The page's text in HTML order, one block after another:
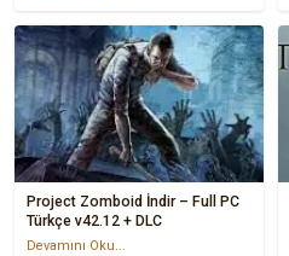
Project Zomboid İndir – Full PC
Türkçe v42.12 + DLC
Devamını Oku...